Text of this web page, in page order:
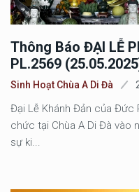
Thông Báo ĐẠI LỄ
PL.2569
Sinh Hoạt Chùa A Di Đà
Đại Lễ Khánh Đản của Đức
chức tại Chùa A Di Đà vào
sự ki...